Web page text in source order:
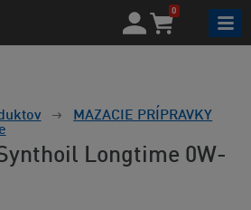
0
MAZACIE PRÍPRAVKY
Longtime 0W-